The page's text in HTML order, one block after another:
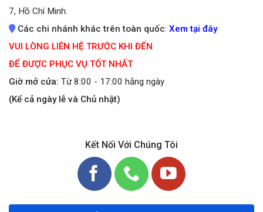
7, Hồ Chí Minh.
Các chi nhánh khác trên toàn quốc: Xem tại đây
VUI LÒNG LIÊN HỆ TRƯỚC KHI ĐẾN
ĐỂ ĐƯỢC PHỤC VỤ TỐT NHẤT
Giờ mở cửa: Từ 8:00 - 17:00 hằng ngày
(Kể cả ngày lễ và Chủ nhật)
Kết Nối Với Chúng Tôi